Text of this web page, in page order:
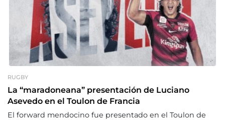
RUGBY
La “maradoneana” presentación de Luciano
Asevedo en el Toulon de Francia
El forward mendocino fue presentado en el Toulon de